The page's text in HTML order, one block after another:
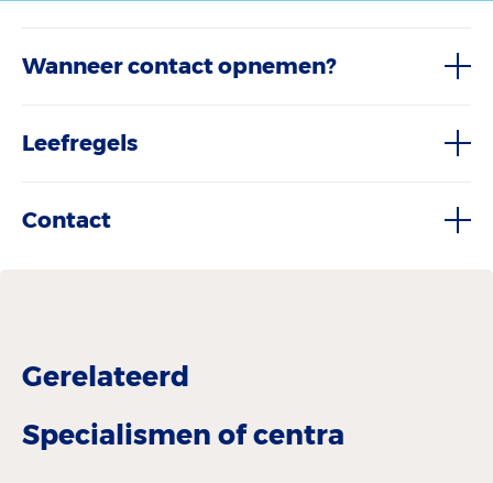
Wanneer contact opnemen?
Leefregels
Contact
Gerelateerd
Specialismen of centra